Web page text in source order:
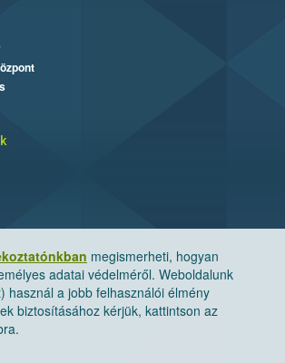
megismerheti, hogyan
adatai védelméről. Weboldalunk
használ a jobb felhasználói élmény
biztosításához kérjük, kattintson az